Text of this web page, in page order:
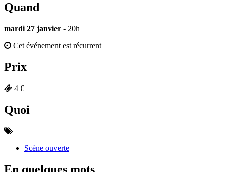
Quand
mardi 27 janvier - 20h
Cet événement est récurrent
Prix
4 €
Quoi
Scène ouverte
En quelques mots